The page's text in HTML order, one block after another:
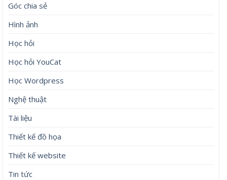
Góc chia sẻ
Hình ảnh
Học hỏi
Học hỏi YouCat
Học Wordpress
Nghệ thuật
Tài liệu
Thiết kế đồ họa
Thiết kế website
Tin tức